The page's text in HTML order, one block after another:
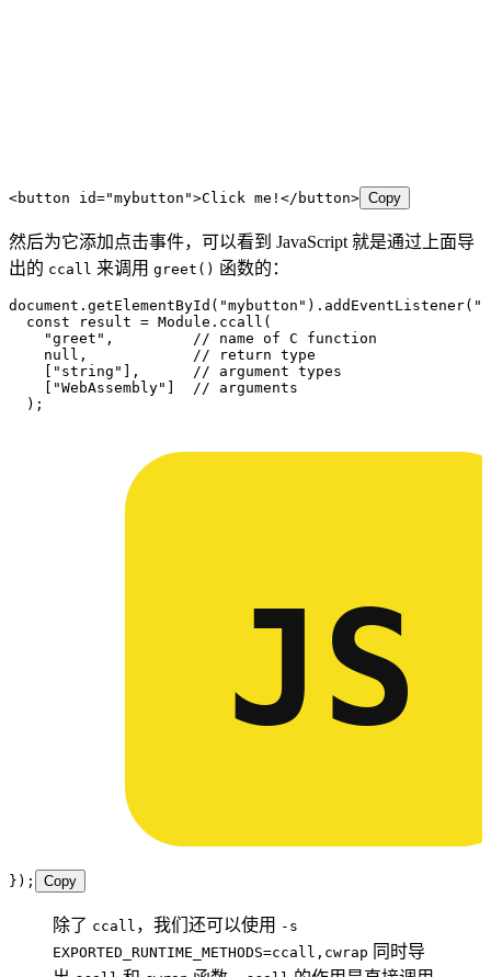
<button id="mybutton ">Click me! </ button> Copy
然后为它添加点击事件，可以看到 JavaScript 就是通过上面导
出的 ccall 来调用 greet() 函数的：
document . getElementById ( "mybutton " ) . addEventListener( "
  const
result = Module . ccall (
    "
greet " ,
         // name of C function
    null
,
            // return type
" string " ,
      // argument types
"WebAssembly"
  // arguments
  );
}); Copy
JS
除了 ccall ，我们还可以使用 -s
EXPORTED_RUNTIME_METHODS=ccall,cwrap 同时导